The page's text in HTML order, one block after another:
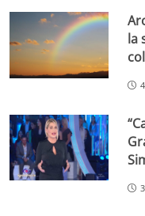
la